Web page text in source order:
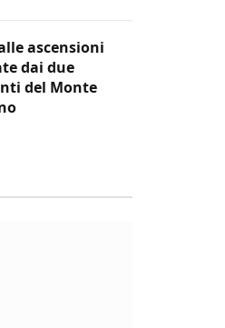
ascensioni
dai due
del Monte